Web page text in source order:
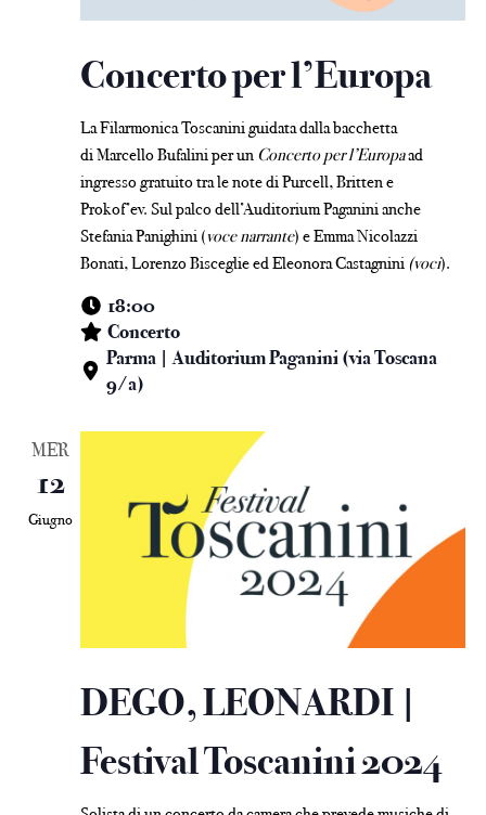
Concerto per l’Europa
La Filarmonica Toscanini guidata dalla bacchetta
diMarcello Bufalini per un Concerto per l’Europaad
ingresso gratuito tra le note di Purcell, Britten e
Prokof’ev. Sul palco dell’Auditorium Paganini anche
Stefania Panighini (voce narrante) eEmma Nicolazzi
Bonati,Lorenzo Bisceglie ed Eleonora Castagnini(voci).
18:00
Concerto
Parma | Auditorium Paganini (via Toscana
9/a)
MER
12
Giugno
DEGO, LEONARDI |
Festival Toscanini 2024